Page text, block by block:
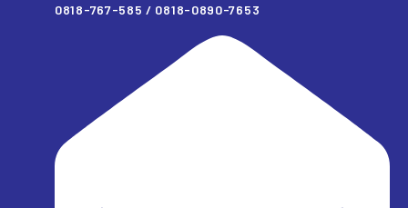
0818-767-585 / 0818-0890-7653